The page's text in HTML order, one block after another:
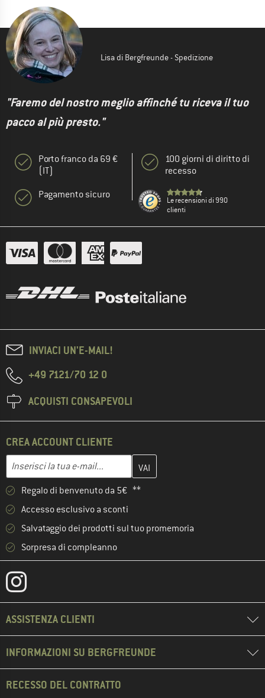
Lisa di Bergfreunde - Spedizione
"Faremo del nostro meglio affinché tu riceva il tuo
pacco al più presto."
Porto franco da 69 €
(IT)
Pagamento sicuro
100 giorni di diritto di
recesso
Le recensioni di 990
clienti
INVIACI UN'E-MAIL!
+49 7121/70 12 0
ACQUISTI CONSAPEVOLI
CREA ACCOUNT CLIENTE
Indirizzo e-mail
Inserisci qui il tuo indirizzo e-mail e crea il tuo account cliente
Regalo di benvenuto da 5€ **
Accesso esclusivo a sconti
Salvataggio dei prodotti sul tuo promemoria
Sorpresa di compleanno
ASSISTENZA CLIENTI
INFORMAZIONI SU BERGFREUNDE
RECESSO DEL CONTRATTO